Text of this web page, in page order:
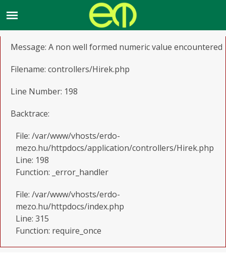
A PHP Error was encountered
Message: A non well formed numeric value encountered
Filename: controllers/Hirek.php
Line Number: 198
Backtrace:
File: /var/www/vhosts/erdo-
mezo.hu/httpdocs/application/controllers/Hirek.php
Line: 198
Function: _error_handler
File: /var/www/vhosts/erdo-
mezo.hu/httpdocs/index.php
Line: 315
Function: require_once